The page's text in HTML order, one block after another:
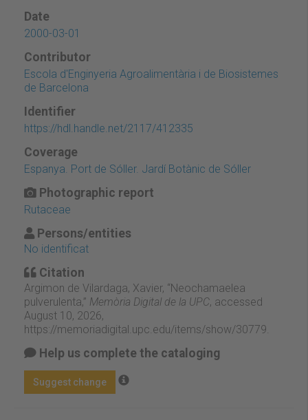
Date
2000-03-01
Contributor
Escola d'Enginyeria Agroalimentària i de Biosistemes
de Barcelona
Identifier
https://hdl.handle.net/2117/412335
Coverage
Espanya. Port de Sóller. Jardí Botànic de Sóller
Photographic report
Rutaceae
Persons/entities
No identificat
Citation
Argimon de Vilardaga, Xavier, “Neochamaelea
pulverulenta,” Memòria Digital de la UPC, accessed
August 10, 2026,
https://memoriadigital.upc.edu/items/show/30779.
Help us complete the cataloging
Suggest change